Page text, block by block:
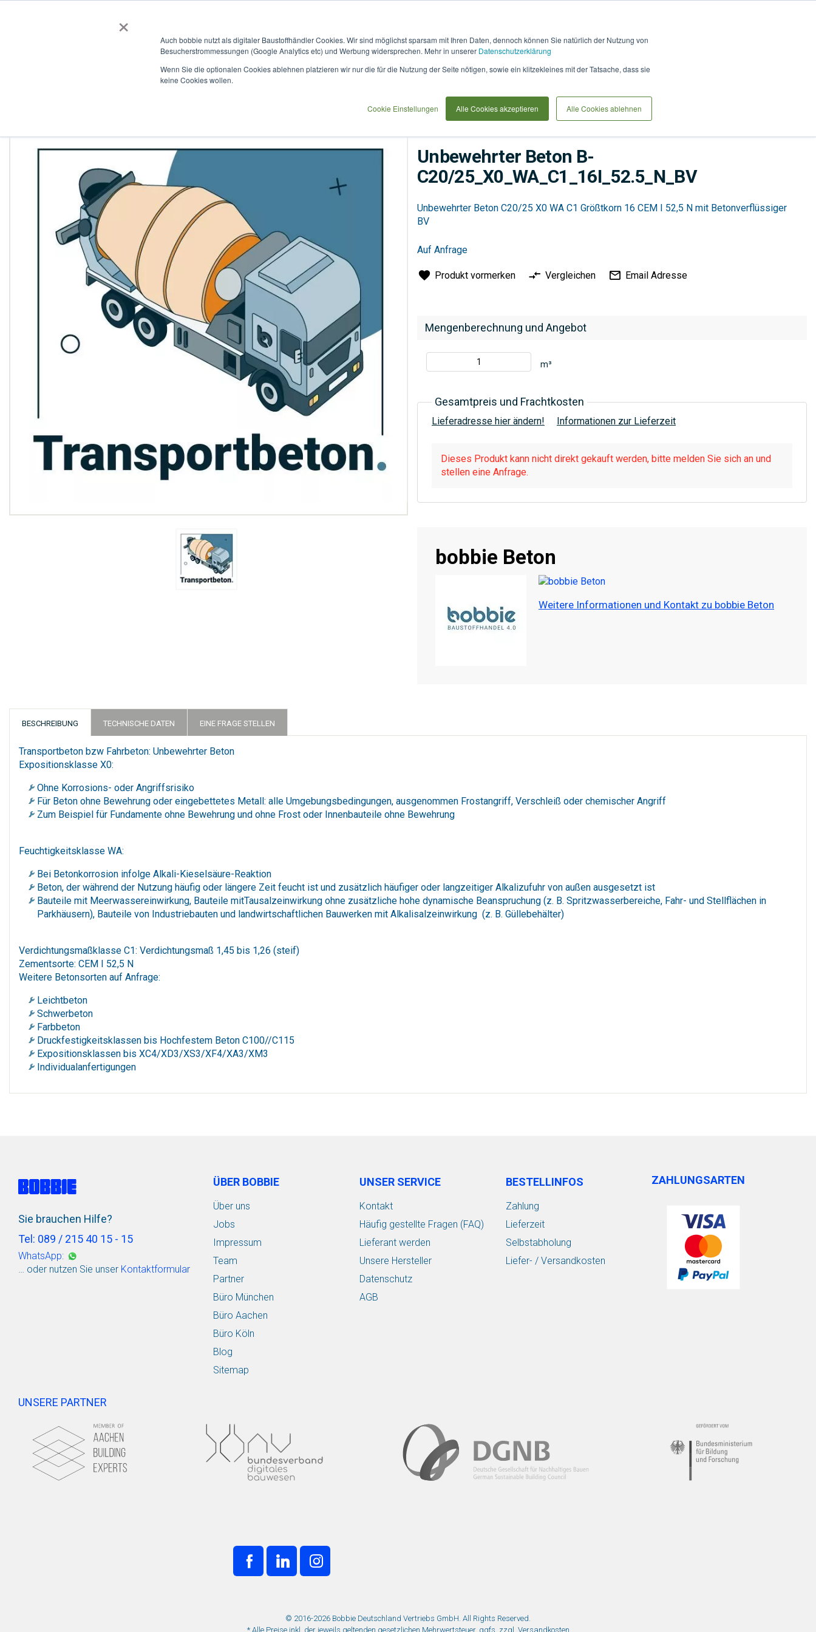
×
Auch bobbie nutzt als digitaler Baustoffhändler Cookies. Wir sind möglichst sparsam mit Ihren Daten, dennoch können Sie natürlich der Nutzung von
Besucherstrommessungen (Google Analytics etc) und Werbung widersprechen. Mehr in unserer Datenschutzerklärung
Wenn Sie die optionalen Cookies ablehnen platzieren wir nur die für die Nutzung der Seite nötigen, sowie ein klitzekleines mit der Tatsache, dass sie
keine Cookies wollen.
Cookie Einstellungen Alle Cookies akzeptieren Alle Cookies ablehnen
BOBBIEVERSUM
it
Ende
Unbewehrter Beton B-
C20/25_X0_WA_C1_16I_52.5_N_BV
Mengenberechnung und Angebot
m³
Gesamtpreis und Frachtkosten
Lieferadresse hier ändern! Informationen zur Lieferzeit
Dieses Produkt kann nicht direkt gekauft werden, bitte melden Sie sich an und
stellen eine Anfrage.
bobbie Beton
Weitere Informationen und Kontakt zu bobbie Beton
Unbewehrter Beton C20/25 X0 WA C1 Größtkorn 16 CEM I 52,5 N mit Betonverflüssiger
BV
Auf Anfrage
Produkt vormerken Vergleichen Email Adresse
BESCHREIBUNG
Transportbeton bzw Fahrbeton: Unbewehrter Beton
Expositionsklasse X0:
Ohne Korrosions- oder Angriffsrisiko
Für Beton ohne Bewehrung oder eingebettetes Metall: alle Umgebungsbedingungen, ausgenommen Frostangriff, Verschleiß oder chemischer Angriff
Zum Beispiel für Fundamente ohne Bewehrung und ohne Frost oder Innenbauteile ohne Bewehrung
Feuchtigkeitsklasse WA:
Bei Betonkorrosion infolge Alkali-Kieselsäure-Reaktion
Beton, der während der Nutzung häufig oder längere Zeit feucht ist und zusätzlich häufiger oder langzeitiger Alkalizufuhr von außen ausgesetzt ist
Bauteile mit Meerwassereinwirkung, Bauteile mitTausalzeinwirkung ohne zusätzliche hohe dynamische Beanspruchung (z. B. Spritzwasserbereiche, Fahr- und Stellflächen in
Parkhäusern), Bauteile von Industriebauten und landwirtschaftlichen Bauwerken mit Alkalisalzeinwirkung (z. B. Güllebehälter)
Verdichtungsmaßklasse C1: Verdichtungsmaß 1,45 bis 1,26 (steif)
Zementsorte: CEM I 52,5 N
Weitere Betonsorten auf Anfrage:
Leichtbeton
Schwerbeton
Farbbeton
Druckfestigkeitsklassen bis Hochfestem Beton C100//C115
Expositionsklassen bis XC4/XD3/XS3/XF4/XA3/XM3
Individualanfertigungen
TECHNISCHE DATEN EINE FRAGE STELLEN
Sie brauchen Hilfe?
Tel: 089 / 215 40 15 - 15
WhatsApp:
… oder nutzen Sie unser Kontaktformular
ÜBER BOBBIE
Über uns
Jobs
Impressum
Team
Partner
Büro München
Büro Aachen
Büro Köln
Blog
Sitemap
UNSER SERVICE
Kontakt
Häufig gestellte Fragen (FAQ)
Lieferant werden
Unsere Hersteller
Datenschutz
AGB
BESTELLINFOS
Zahlung
Lieferzeit
Selbstabholung
Liefer- / Versandkosten
ZAHLUNGSARTEN
UNSERE PARTNER
© 2016-2026 Bobbie Deutschland Vertriebs GmbH. All Rights Reserved.
* Alle Preise inkl. der jeweils geltenden gesetzlichen Mehrwertsteuer, ggfs. zzgl. Versandkosten